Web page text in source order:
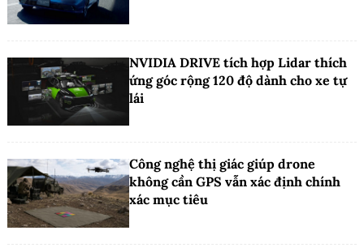
NVIDIA DRIVE tích hợp Lidar thích
ứng góc rộng 120 độ dành cho xe tự
lái
Công nghệ thị giác giúp drone
không cần GPS vẫn xác định chính
xác mục tiêu